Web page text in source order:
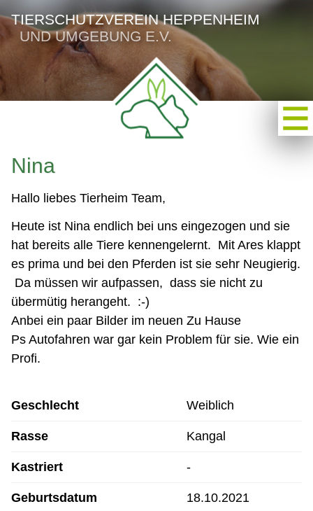
TIERSCHUTZVEREIN HEPPENHEIM
UND UMGEBUNG E.V.
Nina
Hallo liebes Tierheim Team,
Heute ist Nina endlich bei uns eingezogen und sie
hat bereits alle Tiere kennengelernt. Mit Ares klappt
es prima und bei den Pferden ist sie sehr Neugierig.
Da müssen wir aufpassen, dass sie nicht zu
übermütig herangeht. :-)
Anbei ein paar Bilder im neuen Zu Hause
Ps Autofahren war gar kein Problem für sie. Wie ein
Profi.
Geschlecht Weiblich
Rasse Kangal
Kastriert -
Geburtsdatum 18.10.2021